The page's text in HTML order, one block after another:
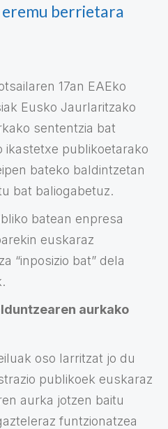
berrietara
17an EAEko
Eusko Jaurlaritzako
sententzia bat
ikastetxe publikoetarako
bateko baldintzetan
bat baliogabetuz.
batean enpresa
euskaraz
“inposizio bat” dela
aurkako
oso larritzat jo du
publikoek euskaraz
aurka jotzen baitu
funtzionatzea